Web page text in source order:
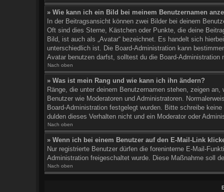
» Wie kann ich ein Bild bei meinem Benutzernamen
In der Beitragsansicht können zwei Bilder bei deinem
Oft sind dies Sterne, Kästchen oder Punkte, die deine
Bild, ist auch als „Avatar“ bezeichnet. Es handelt sich
unterschiedlich ist. Die Board-Administration kann
Avatar benutzen darfst, solltest du die Board-Administration
Nach oben
» Was ist mein Rang und wie kann ich ihn ändern?
Ränge, die unter deinem Benutzernamen stehen, zeigen
Benutzer wie Moderatoren und Administratoren.
Board-Administration festgelegt wurden. Bitte schreibe
dulden dieses Verhalten nicht und ein Moderator oder
Nach oben
» Wenn ich bei einem Benutzer auf den E-Mail-Link
Nur registrierte Benutzer dürfen die foreninterne E-Mail-
Administration freigeschaltet wurde. Diese Maßnahme soll
Nach oben